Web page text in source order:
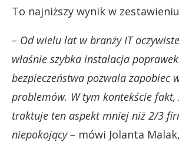
To najniższy wynik w
– Od wielu lat w branży IT
właśnie szybka instalacja poprawek
bezpieczeństwa pozwala zapobiec
problemów. W tym kontekście
traktuje ten aspekt mniej niż 2/3
niepokojący – mówi Jolanta